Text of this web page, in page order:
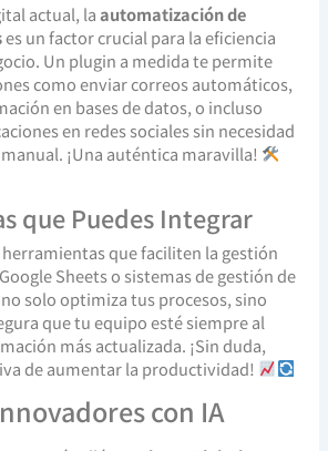
actual, laautomatización de
es un factor crucial para la eficiencia
Un plugin a medida te permite
como enviar correos automáticos,
en bases de datos, o incluso
en redes sociales sin necesidad
¡Una auténtica maravilla!
que Puedes Integrar
que faciliten la gestión
Sheets o sistemas de gestión de
solo optimiza tus procesos, sino
que tu equipo esté siempre al
más actualizada. ¡Sin duda,
de aumentar la productividad!
con IA